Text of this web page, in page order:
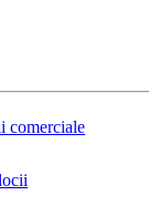
comerciale